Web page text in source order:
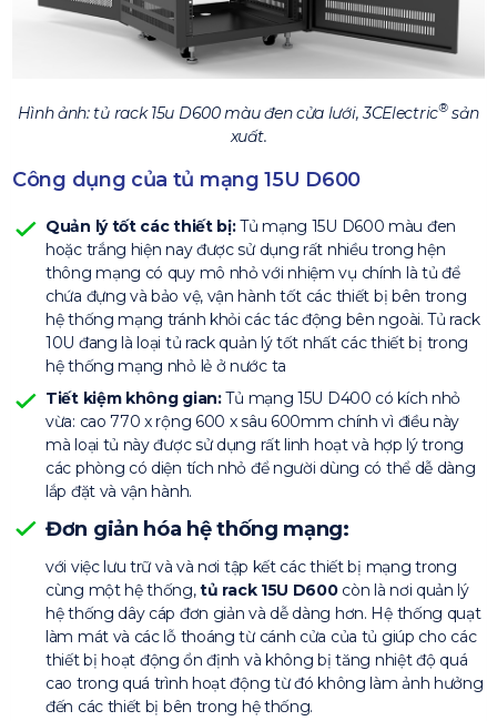
Hình ảnh: tủ rack 15u D600 màu đen cửa lưới, 3CElectric®sản
xuất.
Công dụng của tủ mạng 15U D600
Quản lý tốt các thiết bị:Tủ mạng 15U D600 màu đen
hoặc trắng hiện nay được sử dụng rất nhiều trong hện
thông mạng có quy mô nhỏ với nhiệm vụ chính là tủ để
chứa đựng và bảo vệ, vận hành tốt các thiết bị bên trong
hệ thống mạng tránh khỏi các tác động bên ngoài. Tủ rack
10U đang là loại tủ rack quản lý tốt nhất các thiết bị trong
hệ thống mạng nhỏ lẻ ở nước ta
Tiết kiệm không gian:Tủ mạng 15U D400 có kích nhỏ
vừa: cao 770 x rộng 600 x sâu 600mm chính vì điều này
mà loại tủ này được sử dụng rất linh hoạt và hợp lý trong
các phòng có diện tích nhỏ để người dùng có thể dễ dàng
lắp đặt và vận hành.
Đơn giản hóa hệ thống mạng:
với việc lưu trữ và và nơi tập kết các thiết bị mạng trong
cùng một hệ thống,tủ rack 15U D600còn là nơi quản lý
hệ thống dây cáp đơn giản và dễ dàng hơn. Hệ thống quạt
làm mát và các lỗ thoáng từ cánh cửa của tủ giúp cho các
thiết bị hoạt động ổn định và không bị tăng nhiệt độ quá
cao trong quá trình hoạt động từ đó không làm ảnh hưởng
đến các thiết bị bên trong hệ thống.